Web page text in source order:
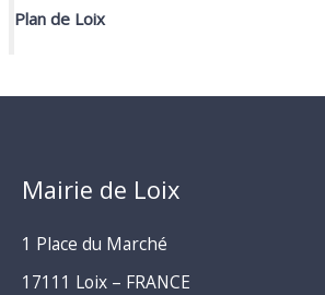
Plan de Loix
Mairie de Loix
1 Place du Marché
17111 Loix – FRANCE